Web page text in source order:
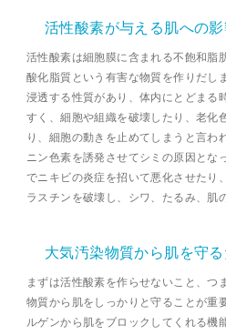
活性酸素が与える肌への
活性酸素は細胞膜に含まれる不飽和脂
酸化脂質という有害な物質を作りだし
浸透する性質があり、体内にとどまる
すく、細胞や組織を破壊したり、老化
り、細胞の動きを止めてしまうと言わ
ニン色素を誘発させてシミの原因とな
でニキビの炎症を招いて悪化させたり
ラスチンを破壊し、シワ、たるみ、肌
大気汚染物質から肌を守る
まずは活性酸素を作らせないこと、つ
物質から肌をしっかりと守ることが重
ルゲンから肌をブロックしてくれる機